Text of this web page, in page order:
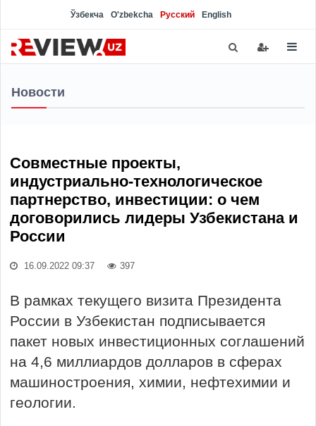
Ўзбекча O'zbekcha Русский English
Новости
Совместные проекты,
индустриально-технологическое
партнерство, инвестиции: о чем
договорились лидеры Узбекистана и
России
16.09.2022 09:37 397
В рамках текущего визита Президента
России в Узбекистан подписывается
пакет новых инвестиционных соглашений
на 4,6 миллиардов долларов в сферах
машиностроения, химии, нефтехимии и
геологии.